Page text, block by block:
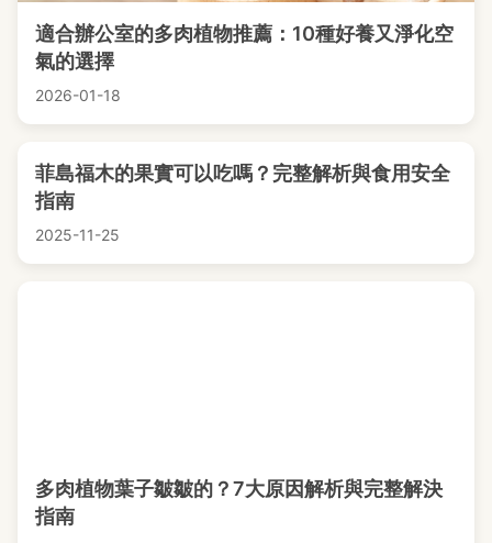
適合辦公室的多肉植物推薦：10種好養又淨化空
氣的選擇
2026-01-18
菲島福木的果實可以吃嗎？完整解析與食用安全
指南
2025-11-25
多肉植物葉子皺皺的？7大原因解析與完整解決
指南